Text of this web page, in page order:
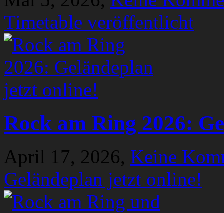
Timetable veröffentlicht
Rock am Ring 2026:
April 17, 2026, Keine
Geländeplan jetzt online!